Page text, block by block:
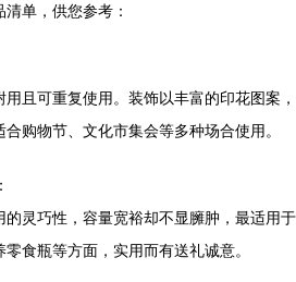
单，供您参考：
且可重复使用。装饰以丰富的印花图案，
购物节、文化市集会等多种场合使用。
：
灵巧性，容量宽裕却不显臃肿，最适用于
食瓶等方面，实用而有送礼诚意。